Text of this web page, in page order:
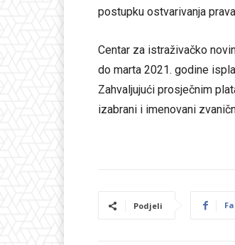
postupku ostvarivanja
Centar za istraživačko
do marta 2021. godine
Zahvaljujući prosječnim
izabrani i imenovani
Podjeli